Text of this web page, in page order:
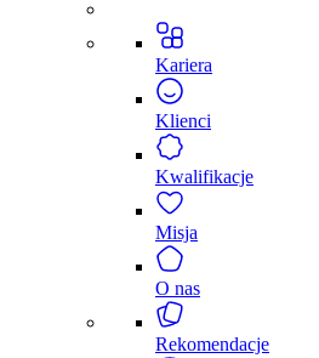
Kariera
Klienci
Kwalifikacje
Misja
O nas
Rekomendacje